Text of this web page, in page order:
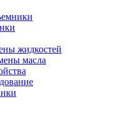
жидкостей
масла